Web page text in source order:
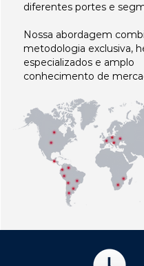
diferentes portes e
Nossa abordagem
metodologia exclusiva,
especializados e amplo
conhecimento de